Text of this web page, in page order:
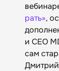
рать»,
и CEO
сам